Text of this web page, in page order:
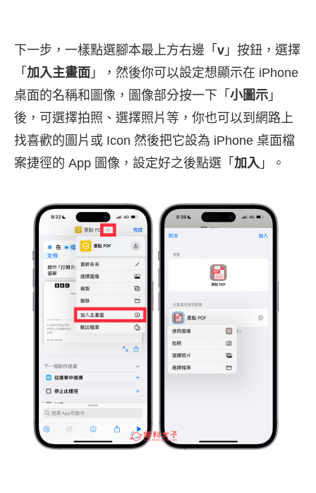
下一步，一樣點選腳本最上方右邊「 v 」按鈕，選擇
「 加入主畫面 」，然後你可以設定想顯示在 iPhone
桌面的名稱和圖像，圖像部分按一下「 小圖示 」
後，可選擇拍照、選擇照片等，你也可以到網路上
找喜歡的圖片或 Icon 然後把它設為 iPhone 桌面檔
案捷徑的 App 圖像，設定好之後點選「 加入 」。